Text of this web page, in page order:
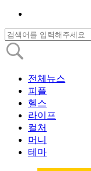
전체뉴스
피플
헬스
라이프
컬처
머니
테마